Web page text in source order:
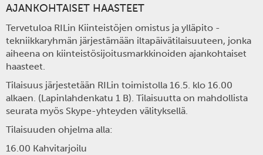
AJANKOHTAISET HAASTEET
Tervetuloa RILin Kiinteistöjen omistus ja ylläpito -
tekniikkaryhmän järjestämään iltapäivätilaisuuteen, jonka
aiheena on kiinteistösijoitusmarkkinoiden ajankohtaiset
haasteet.
Tilaisuus järjestetään RILin toimistolla 16.5. klo 16.00
alkaen. (Lapinlahdenkatu 1 B). Tilaisuutta on mahdollista
seurata myös Skype-yhteyden välityksellä.
Tilaisuuden ohjelma alla:
16.00 Kahvitarjoilu